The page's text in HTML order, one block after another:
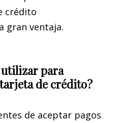
crédito
gran ventaja.
utilizar para
de crédito?
de aceptar pagos